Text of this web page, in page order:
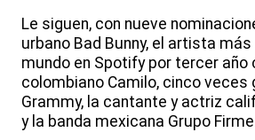
Le siguen, con nueve
urbano Bad Bunny, el artista
mundo en Spotify por tercer año
colombiano Camilo, cinco veces
Grammy, la cantante y actriz
y la banda mexicana Grupo